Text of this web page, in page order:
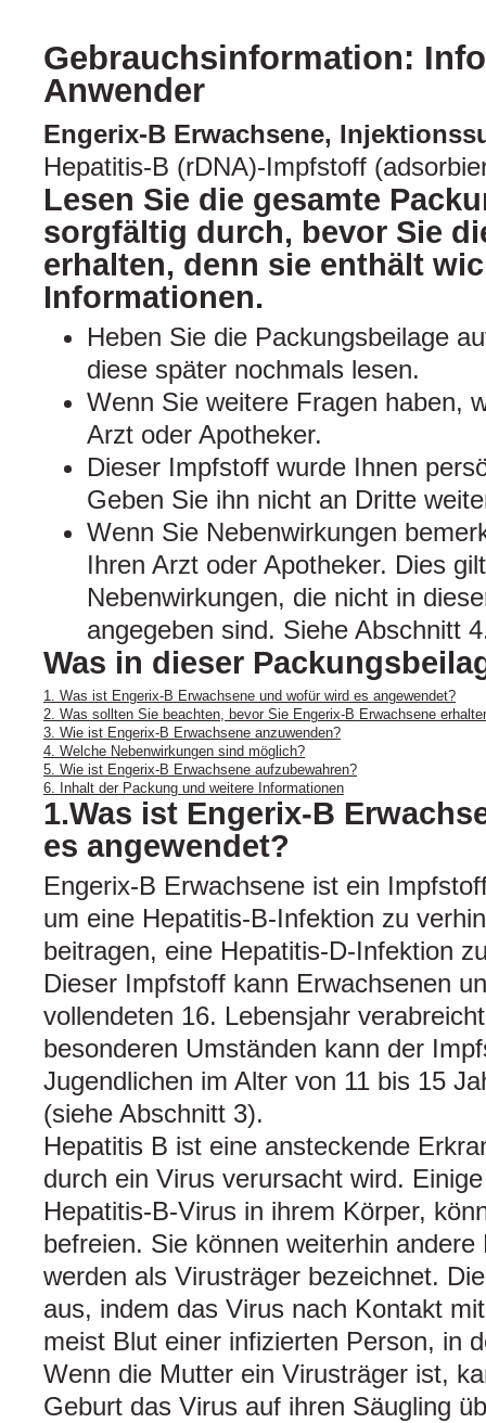
Gebrauchsinformation:
Anwender
Engerix-B Erwachsene,
Hepatitis-B (rDNA)-Impfstoff
Lesen Sie die gesamte
sorgfältig durch, bevor Sie
erhalten, denn sie enthält
Informationen.
Heben Sie die Packungsbeilage
diese später nochmals lesen.
Wenn Sie weitere Fragen haben,
Arzt oder Apotheker.
Dieser Impfstoff wurde Ihnen
Geben Sie ihn nicht an Dritte
Wenn Sie Nebenwirkungen
Ihren Arzt oder Apotheker. Dies
Nebenwirkungen, die nicht in
angegeben sind. Siehe Abschnitt
Was in dieser
1. Was ist Engerix-B Erwachsene und wofür wird es angewendet?
2. Was sollten Sie beachten, bevor Sie Engerix-B Erwachsene
3. Wie ist Engerix-B Erwachsene anzuwenden?
4. Welche Nebenwirkungen sind möglich?
5. Wie ist Engerix-B Erwachsene aufzubewahren?
6. Inhalt der Packung und weitere Informationen
1.Was ist Engerix-B
es angewendet?
Engerix-B Erwachsene ist ein
um eine Hepatitis-B-Infektion zu
beitragen, eine Hepatitis-D-Infektion
Dieser Impfstoff kann Erwachsenen
vollendeten 16. Lebensjahr
besonderen Umständen kann der
Jugendlichen im Alter von 11 bis 15
(siehe Abschnitt 3).
Hepatitis B ist eine ansteckende
durch ein Virus verursacht wird.
Hepatitis-B-Virus in ihrem Körper,
befreien. Sie können weiterhin
werden als Virusträger bezeichnet.
aus, indem das Virus nach Kontakt
meist Blut einer infizierten Person, in
Wenn die Mutter ein Virusträger ist,
Geburt das Virus auf ihren Säugling